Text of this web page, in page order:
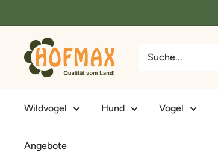
zum
hofmax.de
Wildvogel Hund Vogel
Angebote